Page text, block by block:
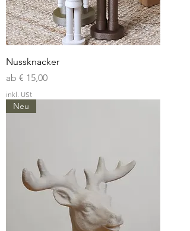
Nussknacker
ab € 15,00
Sale-Preis
inkl. USt
Neu